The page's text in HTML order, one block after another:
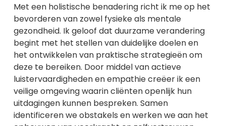
Met een holistische benadering richt ik me op het
bevorderen van zowel fysieke als mentale
gezondheid. Ik geloof dat duurzame verandering
begint met het stellen van duidelijke doelen en
het ontwikkelen van praktische strategieën om
deze te bereiken. Door middel van actieve
luistervaardigheden en empathie creëer ik een
veilige omgeving waarin cliënten openlijk hun
uitdagingen kunnen bespreken. Samen
identificeren we obstakels en werken we aan het